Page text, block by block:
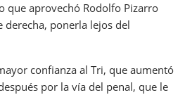
que aprovechó Rodolfo Pizarro
derecha, ponerla lejos del
confianza al Tri, que aumentó
por la vía del penal, que le